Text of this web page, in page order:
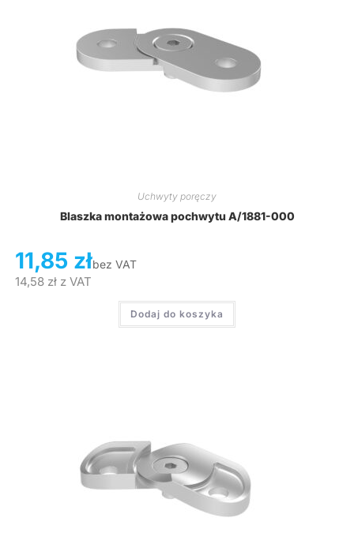
Uchwyty poręczy
Blaszka montażowa pochwytu A/1881-000
11,85 złbez VAT
14,58 złz VAT
Dodaj do koszyka